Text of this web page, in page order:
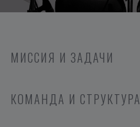
МИССИЯ И ЗАДАЧИ
КОМАНДА И СТРУКТУРА